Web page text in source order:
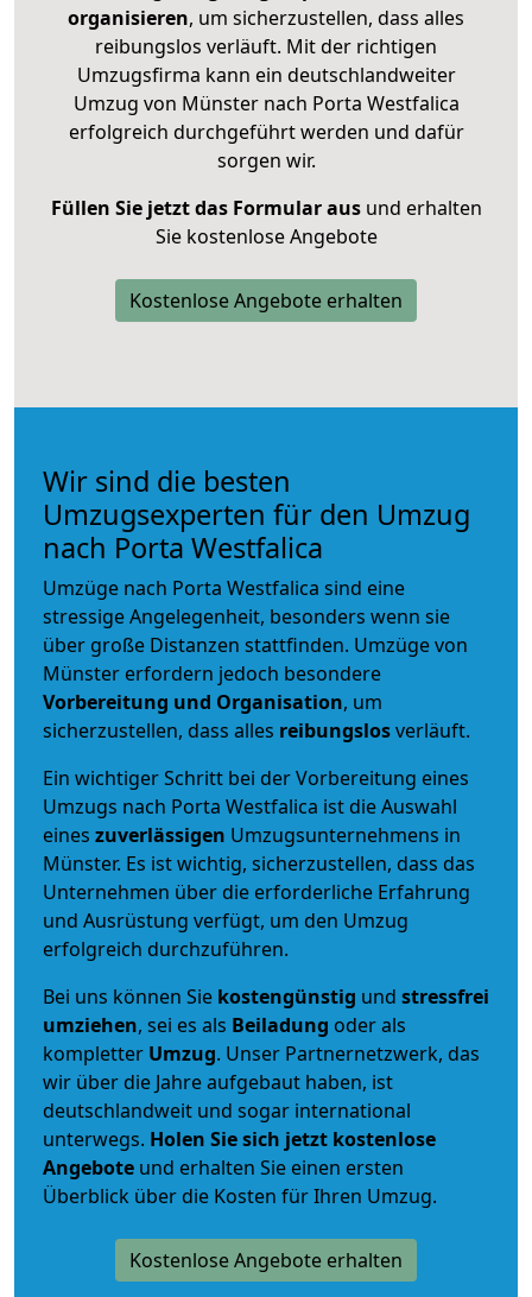
organisieren, um sicherzustellen, dass alles
reibungslos verläuft. Mit der richtigen
Umzugsfirma kann ein deutschlandweiter
Umzug von Münster nach Porta Westfalica
erfolgreich durchgeführt werden und dafür
sorgen wir.
Füllen Sie jetzt das Formular ausund erhalten
Sie kostenlose Angebote
Kostenlose Angebote erhalten
Wir sind die besten
Umzugsexperten für den Umzug
nach Porta Westfalica
Umzüge nach Porta Westfalica sind eine
stressige Angelegenheit, besonders wenn sie
über große Distanzen stattfinden. Umzüge von
Münster erfordern jedoch besondere
Vorbereitung und Organisation, um
sicherzustellen, dass alles reibungslosverläuft.
Ein wichtiger Schritt bei der Vorbereitung eines
Umzugs nach Porta Westfalica ist die Auswahl
eines zuverlässigen Umzugsunternehmens in
Münster. Es ist wichtig, sicherzustellen, dass das
Unternehmen über die erforderliche Erfahrung
und Ausrüstung verfügt, um den Umzug
erfolgreich durchzuführen.
Bei uns können Sie kostengünstig und stressfrei
umziehen, sei es als Beiladung oder als
kompletter Umzug. Unser Partnernetzwerk, das
wir über die Jahre aufgebaut haben, ist
deutschlandweit und sogar international
unterwegs. Holen Sie sich jetzt kostenlose
Angebote und erhalten Sie einen ersten
Überblick über die Kosten für Ihren Umzug.
Kostenlose Angebote erhalten